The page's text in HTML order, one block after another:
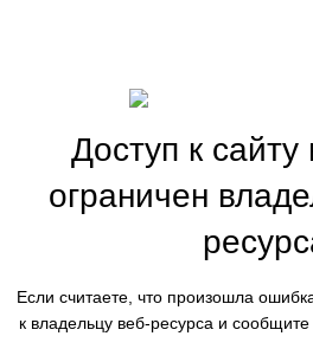
Доступ к
ограничен
Если считаете, что произошла
к владельцу веб-ресурса и